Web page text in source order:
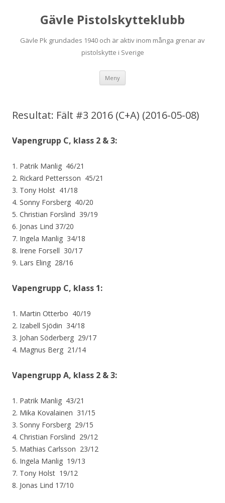
Gävle Pistolskytteklubb
Gävle Pk grundades 1940 och är aktiv inom många grenar av
pistolskytte i Sverige
Meny
Resultat: Fält #3 2016 (C+A) (2016-05-08)
Vapengrupp C, klass 2 & 3:
1. Patrik Manlig 46/21
2. Rickard Pettersson 45/21
3. Tony Holst 41/18
4. Sonny Forsberg 40/20
5. Christian Forslind 39/19
6. Jonas Lind 37/20
7. Ingela Manlig 34/18
8. Irene Forsell 30/17
9. Lars Eling 28/16
Vapengrupp C, klass 1:
1. Martin Otterbo 40/19
2. Izabell Sjödin 34/18
3. Johan Söderberg 29/17
4. Magnus Berg 21/14
Vapengrupp A, klass 2 & 3:
1. Patrik Manlig 43/21
2. Mika Kovalainen 31/15
3. Sonny Forsberg 29/15
4. Christian Forslind 29/12
5. Mathias Carlsson 23/12
6. Ingela Manlig 19/13
7. Tony Holst 19/12
8. Jonas Lind 17/10